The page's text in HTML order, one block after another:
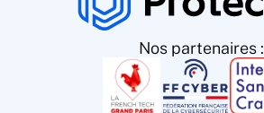
Nos partenaires :